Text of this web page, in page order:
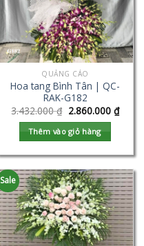
QUẢNG CÁO
Hoa tang Bình Tân | QC-
RAK-G182
3.432.000₫ 2.860.000 ₫
Thêm vào giỏ hàng
Sale